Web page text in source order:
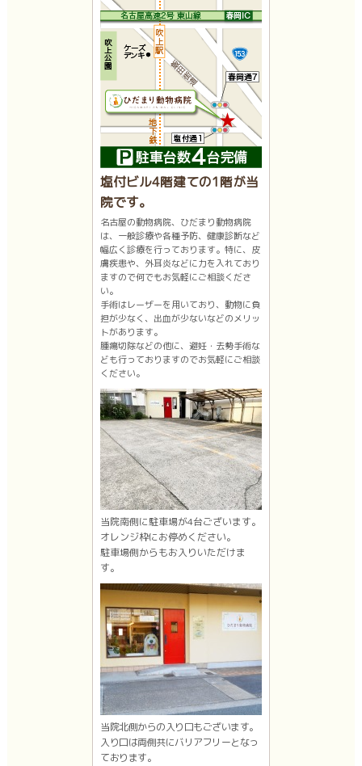
塩付ビル4階建ての1階が当
院です。
名古屋の動物病院、ひだまり動物病院
は、一般診療や各種予防、健康診断など
幅広く診療を行っております。特に、皮
膚疾患や、外耳炎などに力を入れており
ますので何でもお気軽にご相談くださ
い。
手術はレーザーを用いており、動物に負
担が少なく、出血が少ないなどのメリッ
トがあります。
腫瘍切除などの他に、避妊・去勢手術な
ども行っておりますのでお気軽にご相談
ください。
当院南側に駐車場が4台ございます。
オレンジ枠にお停めください。
駐車場側からもお入りいただけま
す。
当院北側からの入り口もございます。
入り口は両側共にバリアフリーとなっ
ております。